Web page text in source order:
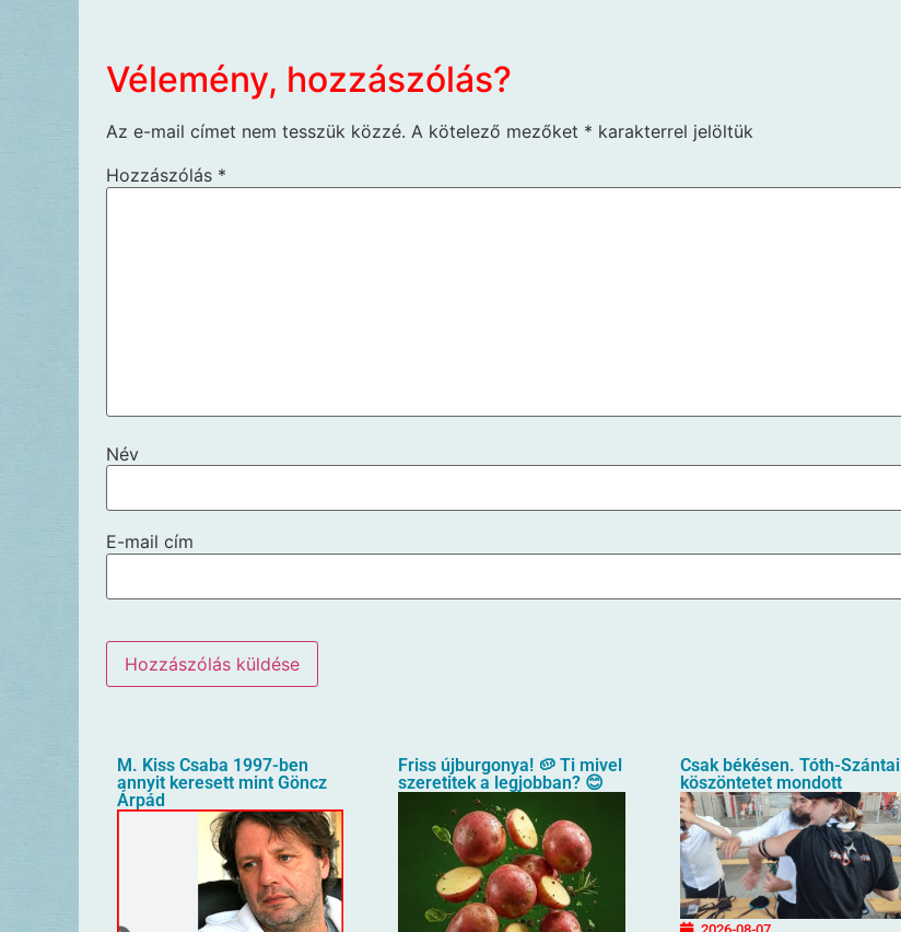
Vélemény, hozzászólás?
Az e-mail címet nem tesszük közzé. A kötelező mezőket * karakterrel jelöltük
Hozzászólás *
Név
E-mail cím
M. Kiss Csaba 1997-ben
annyit keresett mint Göncz
Árpád
Friss újburgonya! 🥔 Ti mivel
szeretitek a legjobban? 😊
Csak békésen. Tóth-Szántai
köszöntetet mondott